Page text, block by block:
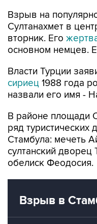
Взрыв на
Султанахмет в
вторник. Его
основном немцев.
Власти Турции
сириец 1988 года
назвали его имя -
В районе площади
ряд туристических
Стамбула: мечеть
султанский
обелиск Феодосия.
Взрыв в